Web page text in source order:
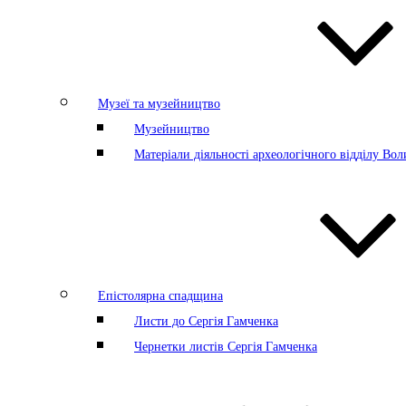
Музеї та музейництво
Музейництво
Матеріали діяльності археологічного відділу
Епістолярна спадщина
Листи до Сергія Гамченка
Чернетки листів Сергія Гамченка